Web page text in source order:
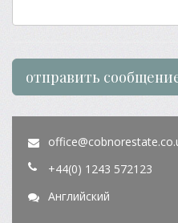
отправить
+44(0) 1243 572123
Английский